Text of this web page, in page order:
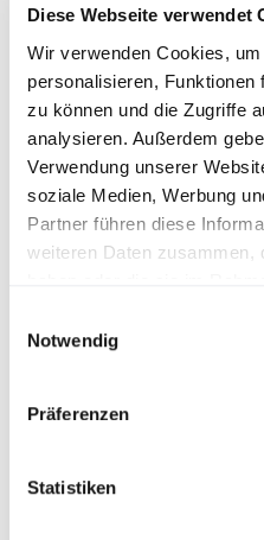
Diese Webseite verwendet
Wir verwenden Cookies,
personalisieren, Funktionen
zu können und die Zugriffe
analysieren. Außerdem
Verwendung unserer
soziale Medien, Werbung
Partner führen diese
weiteren Daten zusammen,
Notwendig
Präferenzen
Statistiken